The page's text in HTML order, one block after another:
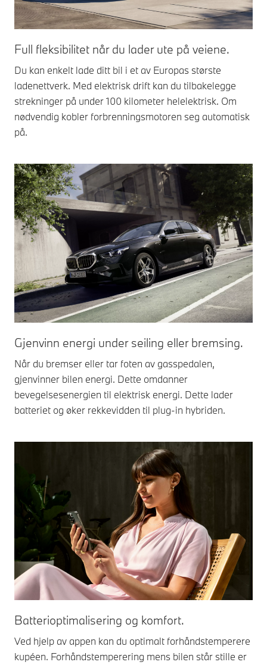
Full fleksibilitet når du lader ute på veiene.
Du kan enkelt lade ditt bil i et av Europas største
ladenettverk. Med elektrisk drift kan du tilbakelegge
strekninger på under 100 kilometer helelektrisk. Om
nødvendig kobler forbrenningsmotoren seg automatisk
på.
Gjenvinn energi under seiling eller bremsing.
Når du bremser eller tar foten av gasspedalen,
gjenvinner bilen energi. Dette omdanner
bevegelsesenergien til elektrisk energi. Dette lader
batteriet og øker rekkevidden til plug-in hybriden.
Batterioptimalisering og komfort.
Ved hjelp av appen kan du optimalt forhåndstemperere
kupéen. Forhåndstemperering mens bilen står stille er